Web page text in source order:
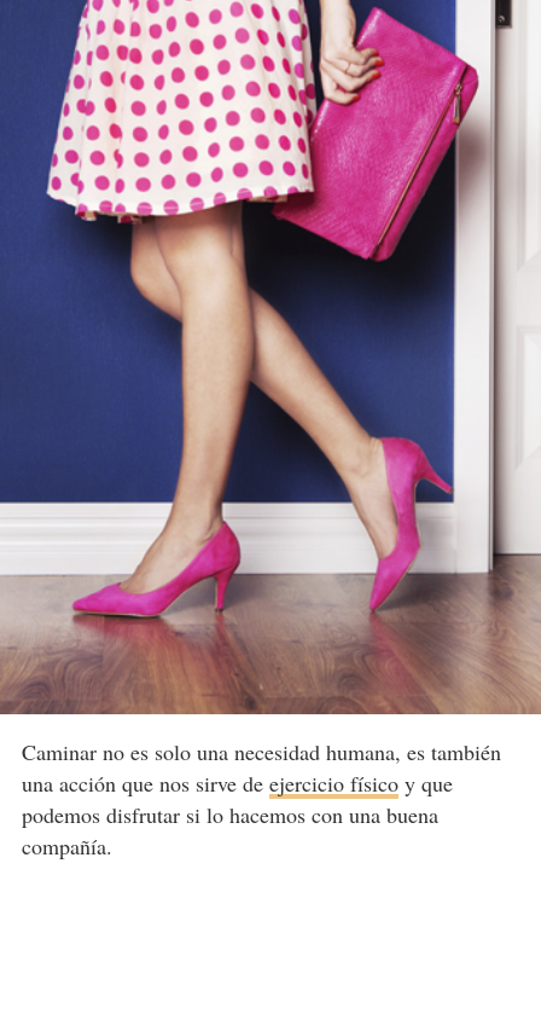
Caminar no es solo una necesidad humana, es también
una acción que nos sirve de ejercicio físicoy que
podemos disfrutar si lo hacemos con una buena
compañía.